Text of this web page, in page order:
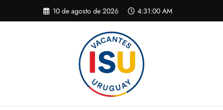
contenido
10 de agosto de 2026 4:31:01 AM